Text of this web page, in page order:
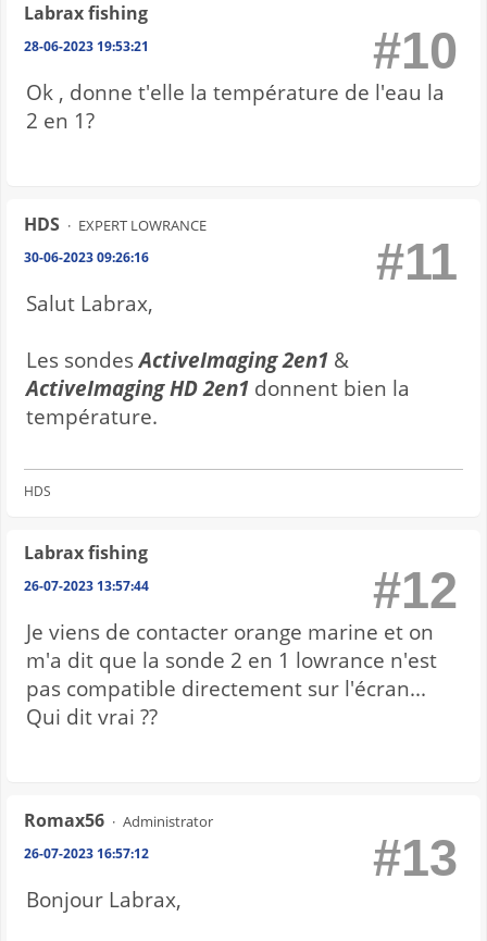
Labrax fishing
28-06-2023 19:53:21 #10
Ok , donne t'elle la température de l'eau la
2 en 1?
HDS EXPERT LOWRANCE
30-06-2023 09:26:16 #11
Salut Labrax,
Les sondesActiveImaging 2en1 &
ActiveImaging HD 2en1 donnent bien la
température.
HDS
Labrax fishing
26-07-2023 13:57:44 #12
Je viens de contacter orange marine et on
m'a dit que la sonde 2 en 1 lowrance n'est
pas compatible directement sur l'écran...
Qui dit vrai ??
Romax56 Administrator
26-07-2023 16:57:12 #13
Bonjour Labrax,